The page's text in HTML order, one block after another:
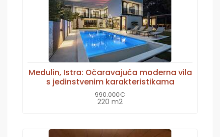
Medulin, Istra: Očaravajuća moderna vila
s jedinstvenim karakteristikama
990.000€
220 m2